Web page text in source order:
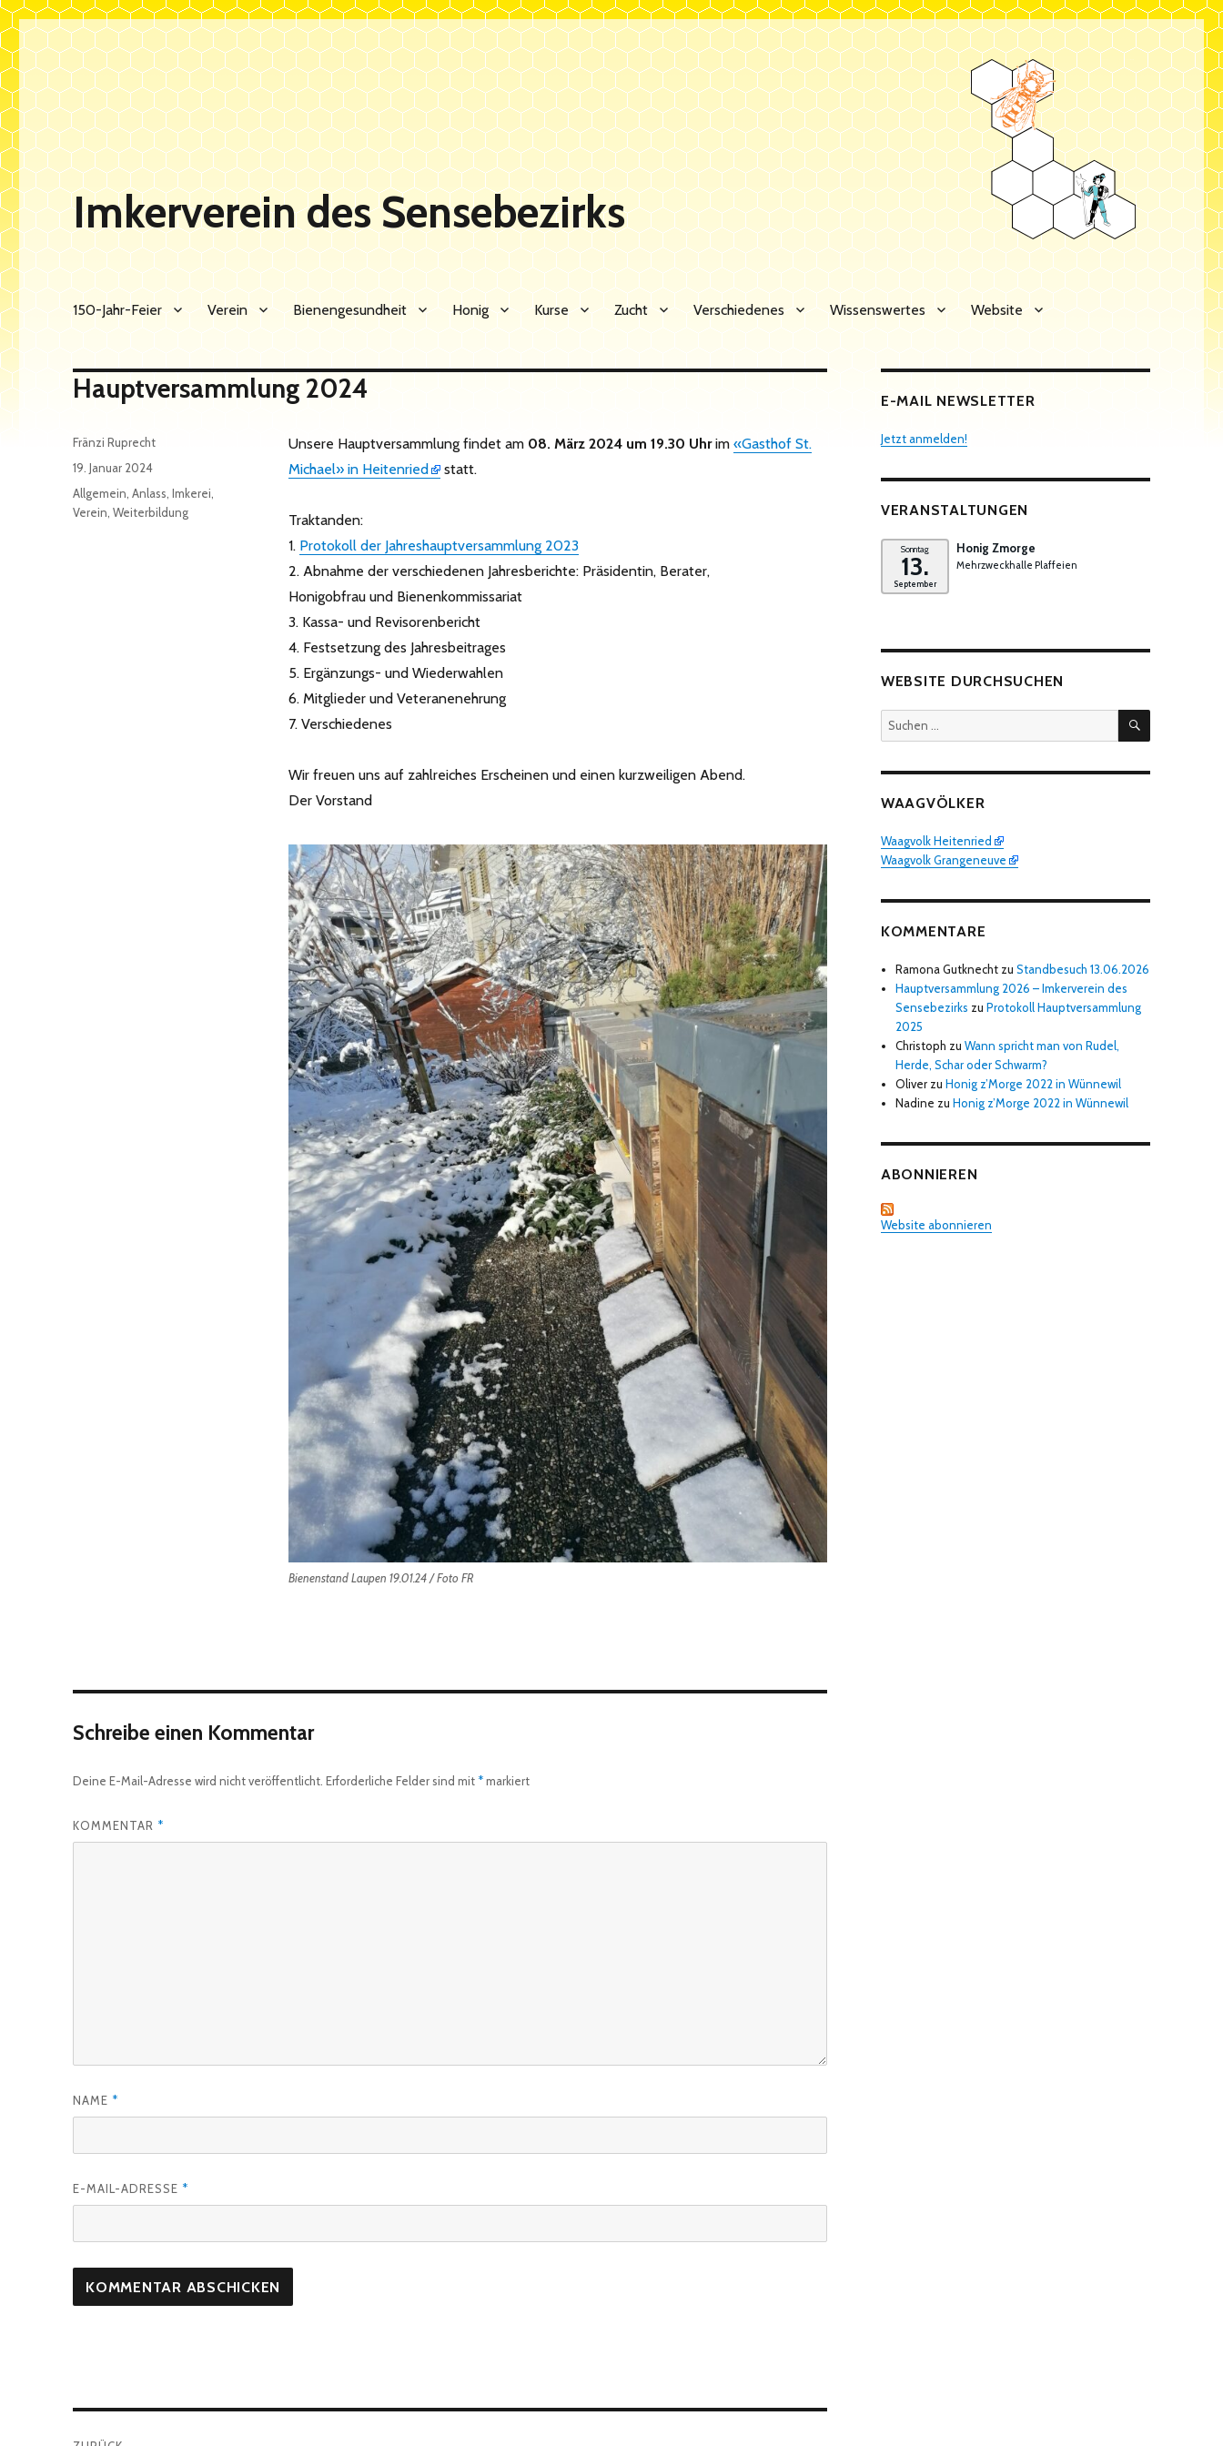
Imkerverein des Sensebezirks
150-Jahr-Feier Verein Bienengesundheit Honig Kurse Zucht Verschiedenes Wissenswertes Website
Hauptversammlung 2024
Unsere Hauptversammlung findet am 08. März 2024 um 19.30 Uhrim «Gasthof St.
Michael» in Heitenried
statt.
Traktanden:
1. Protokoll der Jahreshauptversammlung 2023
2. Abnahme der verschiedenen Jahresberichte: Präsidentin, Berater,
Honigobfrau und Bienenkommissariat
3. Kassa- und Revisorenbericht
4. Festsetzung des Jahresbeitrages
5. Ergänzungs- und Wiederwahlen
6. Mitglieder und Veteranenehrung
7. Verschiedenes
Wir freuen uns auf zahlreiches Erscheinen und einen kurzweiligen Abend.
Der Vorstand
Bienenstand Laupen 19.01.24 / Foto FR
Autor
Fränzi Ruprecht
Veröffentlicht
am
19. Januar 2024
Kategorien
Allgemein,Anlass,Imkerei,
Verein,Weiterbildung
Schreibe einen Kommentar
Deine E-Mail-Adresse wird nicht veröffentlicht. Erforderliche Felder sind mit *markiert
KOMMENTAR *
NAME *
E-MAIL-ADRESSE *
E-MAIL NEWSLETTER
Jetzt anmelden!
VERANSTALTUNGEN
Sonntag
13.
September
Honig Zmorge
Mehrzweckhalle Plaffeien
WEBSITE DURCHSUCHEN
Suchen
SUCHEN
WAAGVÖLKER
Waagvolk Heitenried
Waagvolk Grangeneuve
KOMMENTARE
Ramona Gutknecht zuStandbesuch 13.06.2026
Hauptversammlung 2026 – Imkerverein des
Sensebezirks zuProtokoll Hauptversammlung
2025
Christoph zuWann spricht man von Rudel,
Herde, Schar oder Schwarm?
Oliver zuHonig z’Morge 2022 in Wünnewil
Nadine zuHonig z’Morge 2022 in Wünnewil
ABONNIEREN
Website abonnieren